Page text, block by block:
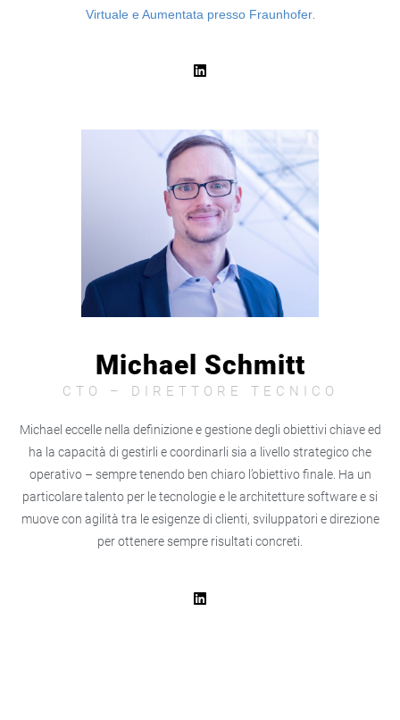
Virtuale e Aumentata presso Fraunhofer.
Michael Schmitt
CTO – DIRETTORE TECNICO
Michael eccelle nella definizione e gestione degli obiettivi chiave ed
ha la capacità di gestirli e coordinarli sia a livello strategico che
operativo – sempre tenendo ben chiaro l’obiettivo finale. Ha un
particolare talento per le tecnologie e le architetture software e si
muove con agilità tra le esigenze di clienti, sviluppatori e direzione
per ottenere sempre risultati concreti.